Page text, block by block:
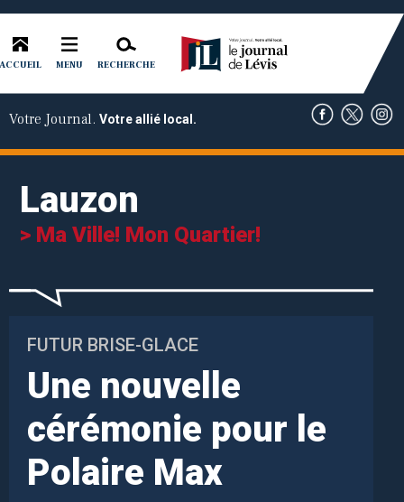
ACCUEIL MENU RECHERCHE
Votre Journal. Votre allié local.
Lauzon
> Ma Ville! Mon Quartier!
FUTUR BRISE-GLACE
Une nouvelle
cérémonie pour le
Polaire Max